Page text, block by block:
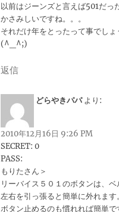
以前はジーンズと言えば501だっ
かさみしいですね。。。
それだけ年をとったって事でしょ
(^_^;)
返信
どらやきパパ より:
2010年12月16日 9:26 PM
SECRET: 0
PASS:
もりたさん＞
リーバイス５０１のボタンは、ベ
左右を引っ張ると簡単に外れます。
ボタン止めるのも慣れれば簡単で